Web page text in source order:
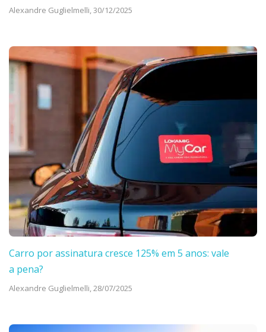
Alexandre Guglielmelli,30/12/2025
Carro por assinatura cresce 125% em 5 anos: vale
a pena?
Alexandre Guglielmelli,28/07/2025